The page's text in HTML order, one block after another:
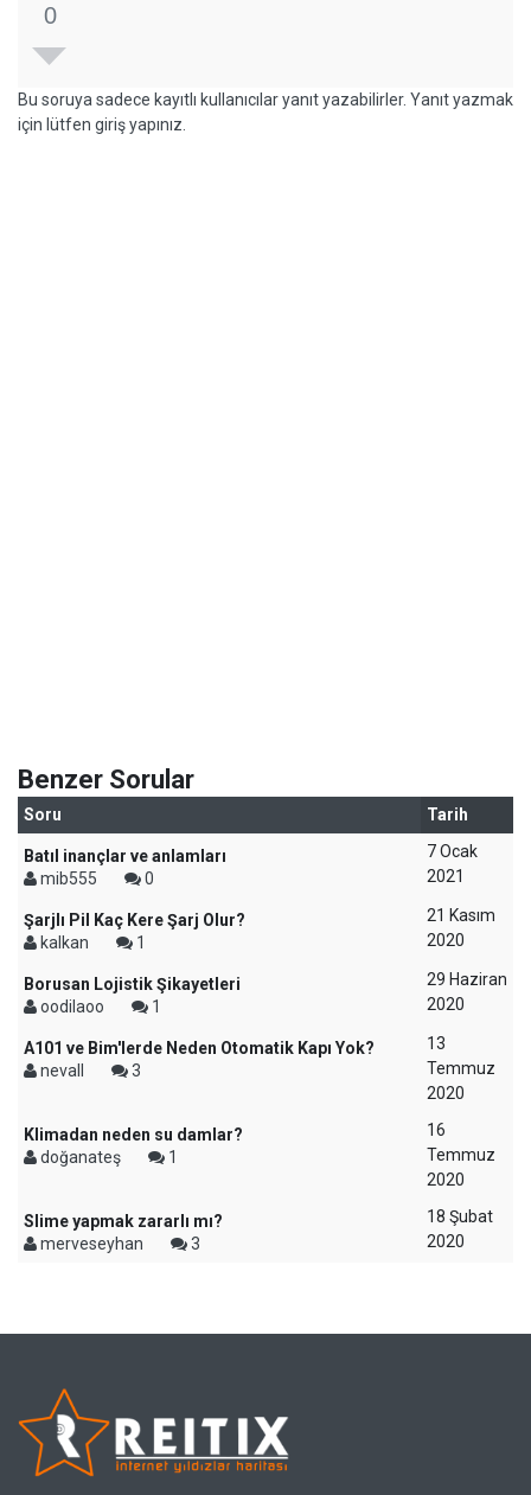
0
Bu soruya sadece kayıtlı kullanıcılar yanıt yazabilirler. Yanıt yazmak
için lütfen giriş yapınız.
Benzer Sorular
Soru Tarih
Batıl inançlar ve anlamları
mib555
0
7 Ocak
2021
Şarjlı Pil Kaç Kere Şarj Olur?
kalkan
1
21 Kasım
2020
Borusan Lojistik Şikayetleri
oodilaoo
1
29 Haziran
2020
A101 ve Bim'lerde Neden Otomatik Kapı Yok?
nevall
3
13
Temmuz
2020
Klimadan neden su damlar?
doğanateş
1
16
Temmuz
2020
Slime yapmak zararlı mı?
merveseyhan
3
18 Şubat
2020